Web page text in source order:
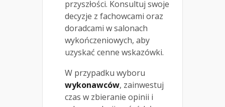
przyszłości. Konsultuj swoje
decyzje z fachowcami oraz
doradcami w salonach
wykończeniowych, aby
uzyskać cenne wskazówki.
W przypadku wyboru
wykonawców, zainwestuj
czas w zbieranie opinii i